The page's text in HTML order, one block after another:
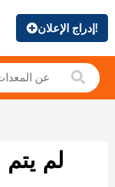
إدراج الإعلان!
لم